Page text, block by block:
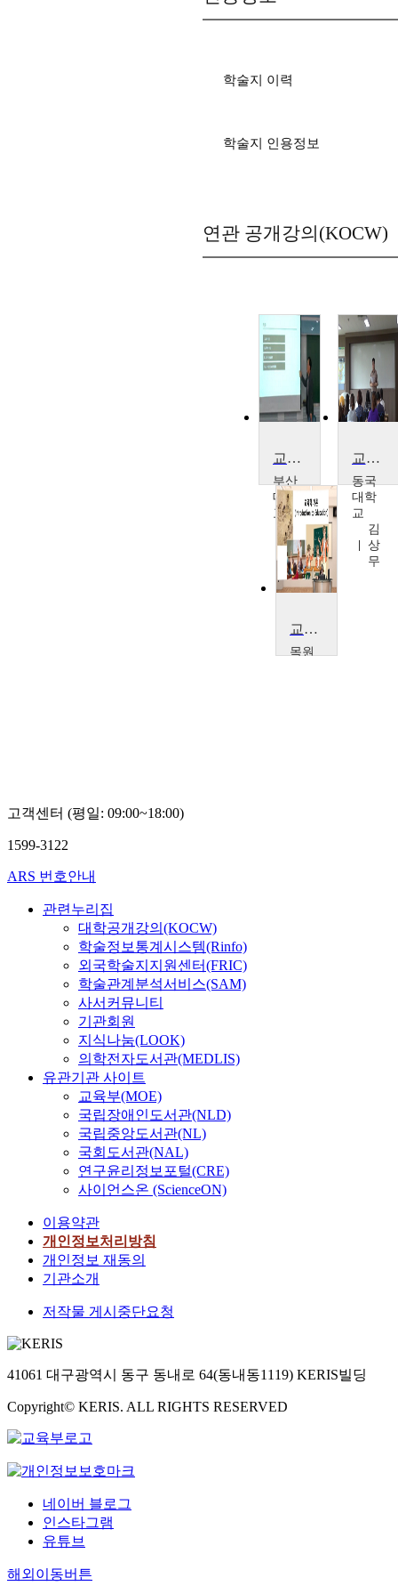
학술지 이력
학술지 인용정보
연관 공개강의(KOCW)
교육학 교과 교육론
부산
대학
교
박
창
언
교육학개론
동국
대학
교
김
상
무
교육학개론
목원
고객센터 (평일: 09:00~18:00)
1599-3122
ARS 번호안내
관련누리집
대학공개강의(KOCW)
학술정보통계시스템(Rinfo)
외국학술지지원센터(FRIC)
학술관계분석서비스(SAM)
사서커뮤니티
기관회원
지식나눔(LOOK)
의학전자도서관(MEDLIS)
유관기관 사이트
교육부(MOE)
국립장애인도서관(NLD)
국립중앙도서관(NL)
국회도서관(NAL)
연구윤리정보포털(CRE)
사이언스온 (ScienceON)
이용약관
개인정보처리방침
개인정보 재동의
기관소개
저작물 게시중단요청
41061 대구광역시 동구 동내로 64(동내동1119) KERIS빌딩
Copyright© KERIS. ALL RIGHTS RESERVED
네이버 블로그
인스타그램
유튜브
해외이동버튼